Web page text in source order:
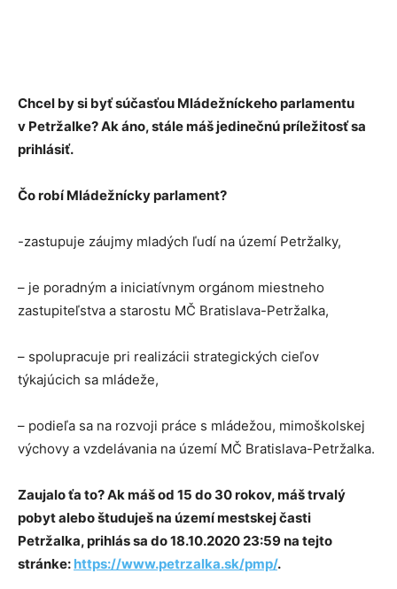
Chcel by si byť súčasťou Mládežníckeho parlamentu
v Petržalke? Ak áno, stále máš jedinečnú príležitosť sa
prihlásiť.
Čo robí Mládežnícky parlament?
-zastupuje záujmy mladých ľudí na území Petržalky,
– je poradným a iniciatívnym orgánom miestneho
zastupiteľstva a starostu MČ Bratislava-Petržalka,
– spolupracuje pri realizácii strategických cieľov
týkajúcich sa mládeže,
– podieľa sa na rozvoji práce s mládežou, mimoškolskej
výchovy a vzdelávania na území MČ Bratislava-Petržalka.
Zaujalo ťa to? Ak máš od 15 do 30 rokov, máš trvalý
pobyt alebo študuješ na území mestskej časti
Petržalka, prihlás sa do 18.10.2020 23:59 na tejto
stránke: https://www.petrzalka.sk/pmp/.